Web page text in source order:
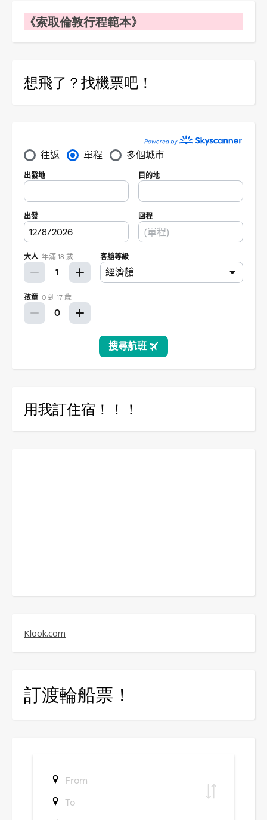
《索取倫敦行程範本》
想飛了？找機票吧！
用我訂住宿！！！
Klook.com
訂渡輪船票！